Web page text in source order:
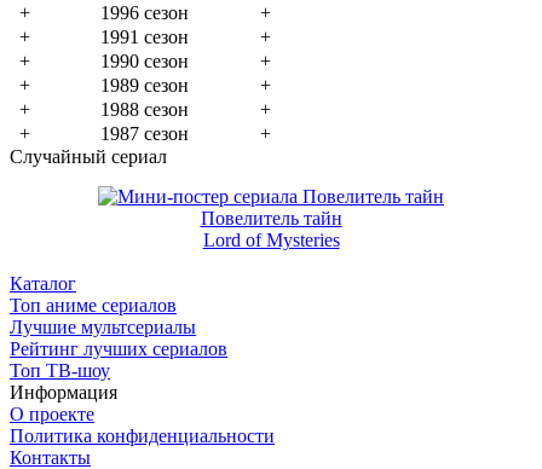
+
1996 сезон
+
+
1991 сезон
+
+
1990 сезон
+
+
1989 сезон
+
+
1988 сезон
+
+
1987 сезон
+
Случайный сериал
Повелитель тайн
Lord of Mysteries
Каталог
Топ аниме сериалов
Лучшие мультсериалы
Рейтинг лучших сериалов
Топ ТВ-шоу
Информация
О проекте
Политика конфиденциальности
Контакты